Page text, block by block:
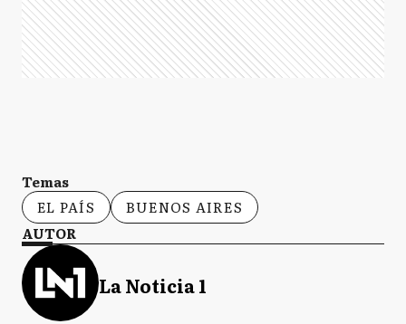
Temas
EL PAÍS
BUENOS AIRES
AUTOR
La Noticia 1